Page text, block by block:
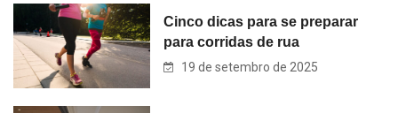
Cinco dicas para se preparar
para corridas de rua
19 de setembro de 2025